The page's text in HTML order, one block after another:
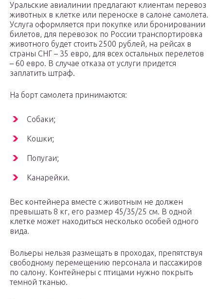
Уральские авиалинии предлагают клиентам перевоз
животных в клетке или переноске в салоне самолета.
Услуга оформляется при покупке или бронировании
билетов, для перевозок по России транспортировка
животного будет стоить 2500 рублей, на рейсах в
страны СНГ – 35 евро, для всех остальных перелетов
– 60 евро. В случае отказа от услуги придется
заплатить штраф.
На борт самолета принимаются:
Собаки;
Кошки;
Попугаи;
Канарейки.
Вес контейнера вместе с животным не должен
превышать 8 кг, его размер 45/35/25 см. В одной
клетке может находиться несколько особей одного
вида.
Вольеры нельзя размещать в проходах, препятствуя
свободному перемещению персонала и пассажиров
по салону. Контейнеры с птицами нужно покрыть
темной тканью.